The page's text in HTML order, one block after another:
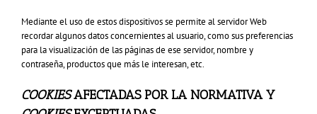
Mediante el uso de estos dispositivos se permite al servidor Web
recordar algunos datos concernientes al usuario, como sus preferencias
para la visualización de las páginas de ese servidor, nombre y
contraseña, productos que más le interesan, etc.
COOKIESAFECTADAS POR LA NORMATIVA Y